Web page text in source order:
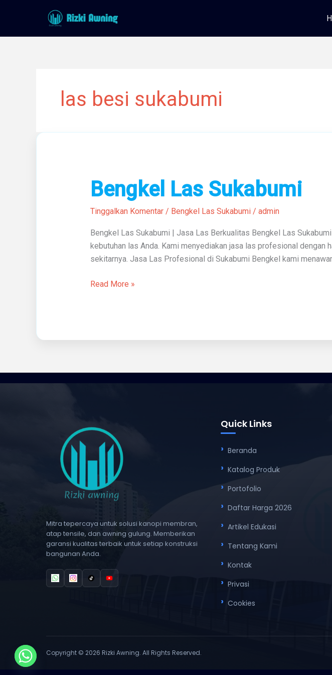
las besi sukabumi
Bengkel Las Sukabumi
Tinggalkan Komentar / Bengkel Las Sukabumi/ admin
Bengkel Las Sukabumi | Jasa Las Berkualitas Bengkel Las
kebutuhan las Anda. Kami menyediakan jasa las profesional
sekitarnya. Jasa Las Profesional di Sukabumi Bengkel kami
Bengkel
Las
Sukabumi
Read More »
Mitra tepercaya untuk solusi kanopi membran,
atap tensile, dan awning gulung. Memberikan
garansi kualitas terbaik untuk setiap konstruksi
bangunan Anda.
Quick Links
Beranda
Katalog Produk
Portofolio
Daftar Harga 2026
Artikel Edukasi
Tentang Kami
Kontak
Privasi
Cookies
Copyright © 2026 Rizki Awning. All Rights Reserved.